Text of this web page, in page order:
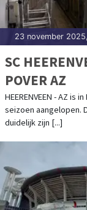
23 november
SC
POVER AZ
HEERENVEEN - AZ
seizoen aangelopen.
duidelijk zijn [...]